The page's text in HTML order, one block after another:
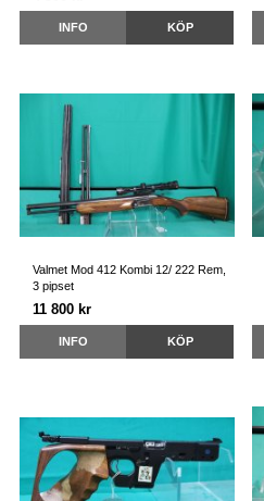
INFO KÖP
Valmet Mod 412 Kombi 12/ 222 Rem,
3 pipset
11 800 kr
INFO KÖP